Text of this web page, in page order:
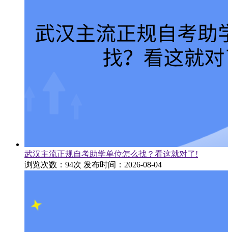
武汉主流正规自考助学单位怎么找？看这就对了!
浏览次数：94次 发布时间：2026-08-04